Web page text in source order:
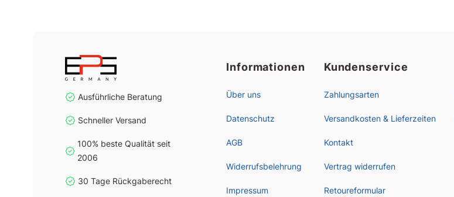
Ausführliche Beratung
Schneller Versand
100% beste Qualität seit
2006
30 Tage Rückgaberecht
Informationen
Über uns
Datenschutz
AGB
Widerrufsbelehrung
Impressum
Kundenservice
Zahlungsarten
Versandkosten & Lieferzeiten
Kontakt
Vertrag widerrufen
Retoureformular